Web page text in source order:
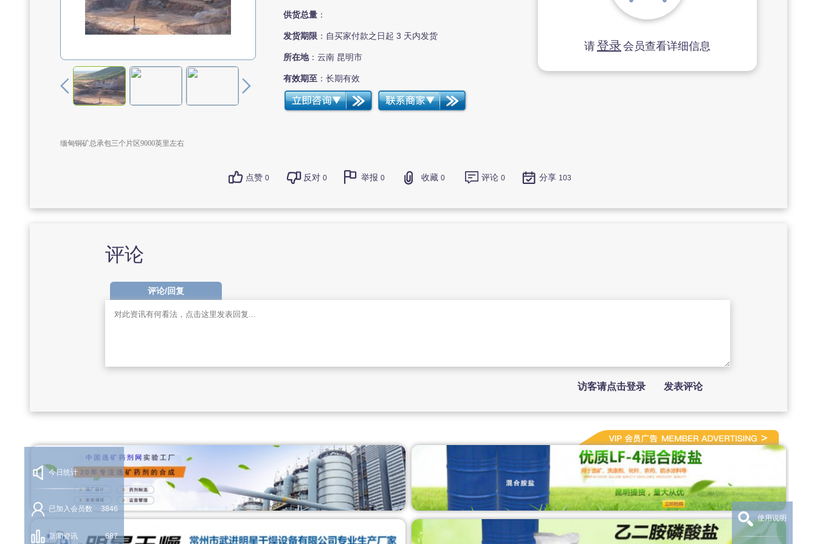
供货总量 ：
发货期限 ：自买家付款之日起 3 天内发货
所在地：云南 昆明市
有效期至 ：长期有效
请登录会员查看详细信息
缅甸铜矿总承包三个片区9000英里左右
点赞 0 反对 0 举报 0 收藏 0 评论 0 分享 103
评论
评论/回复
访客请点击登录 发表评论
今日统计
已加入会员数 3846
新闻资讯 687
使用说明